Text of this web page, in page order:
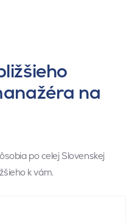
na
po celej Slovenskej
k vám.